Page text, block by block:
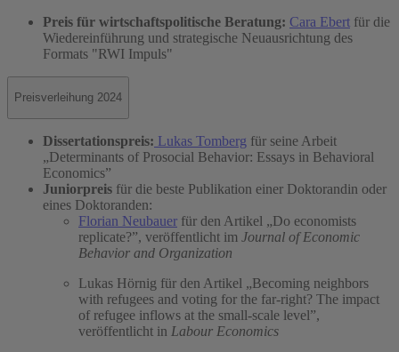
Preis für wirtschaftspolitische Beratung: Cara Ebert für die
Wiedereinführung und strategische Neuausrichtung des
Formats "RWI Impuls"
Preisverleihung 2024
Dissertationspreis: Lukas Tomberg für seine Arbeit
„Determinants of Prosocial Behavior: Essays in Behavioral
Economics”
Juniorpreis für die beste Publikation einer Doktorandin oder
eines Doktoranden:
Florian Neubauer für den Artikel „Do economists
replicate?”, veröffentlicht im Journal of Economic
Behavior and Organization
Lukas Hörnig für den Artikel „Becoming neighbors
with refugees and voting for the far-right? The impact
of refugee inflows at the small-scale level”,
veröffentlicht in Labour Economics